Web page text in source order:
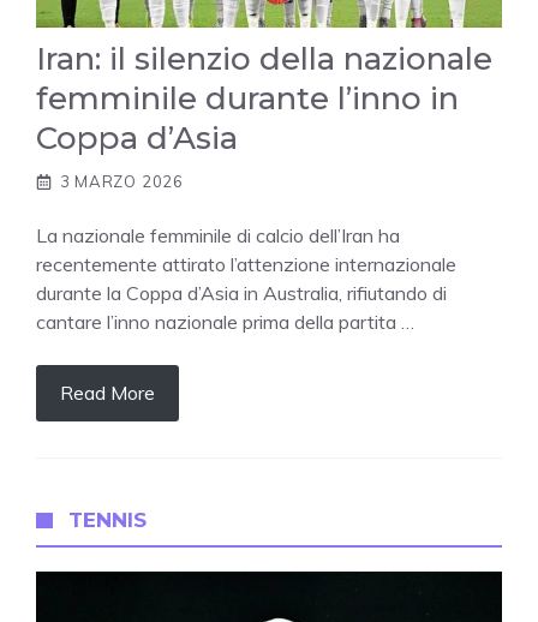
Iran: il silenzio della nazionale
femminile durante l’inno in
Coppa d’Asia
3 MARZO 2026
La nazionale femminile di calcio dell’Iran ha
recentemente attirato l’attenzione internazionale
durante la Coppa d’Asia in Australia, rifiutando di
cantare l’inno nazionale prima della partita …
Read More
TENNIS